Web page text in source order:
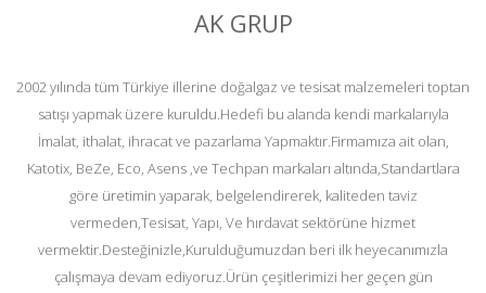
AK GRUP
2002 yılında tüm Türkiye illerine doğalgaz ve tesisat malzemeleri toptan
satışı yapmak üzere kuruldu.Hedefi bu alanda kendi markalarıyla
İmalat, ithalat, ihracat ve pazarlama Yapmaktır.Firmamıza ait olan,
Katotix, BeZe, Eco, Asens ,ve Techpan markaları altında,Standartlara
göre üretimin yaparak, belgelendirerek, kaliteden taviz
vermeden,Tesisat, Yapı, Ve hırdavat sektörüne hizmet
vermektir.Desteğinizle,Kurulduğumuzdan beri ilk heyecanımızla
çalışmaya devam ediyoruz.Ürün çeşitlerimizi her geçen gün